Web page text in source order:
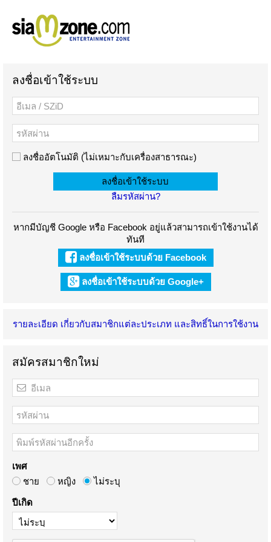
ลงชื่อเข้าใช้ระบบ
ลงชื่ออัตโนมัติ (ไม่เหมาะกับเครื่องสาธารณะ)
ลืมรหัสผ่าน?
หากมีบัญชี Google หรือ Facebook อยู่แล้วสามารถเข้าใช้งานได้
ทันที
ลงชื่อเข้าใช้ระบบด้วย Facebook
ลงชื่อเข้าใช้ระบบด้วย Google+
รายละเอียด เกี่ยวกับสมาชิกแต่ละประเภท และสิทธิ์ในการใช้งาน
สมัครสมาชิกใหม่
เพศ
ชาย
หญิง ไม่ระบุ
ปีเกิด